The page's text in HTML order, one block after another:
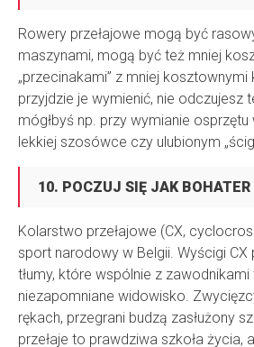
Rowery przełajowe mogą być
maszynami, mogą być też mniej
„przecinakami” z mniej
przyjdzie je wymienić, nie odczujesz
mógłbyś np. przy wymianie
lekkiej szosówce czy ulubionym
10. POCZUJ SIĘ JAK BOHATER
Kolarstwo przełajowe (CX,
sport narodowy w Belgii. Wyścigi CX
tłumy, które wspólnie z
niezapomniane widowisko.
rękach, przegrani budzą zasłużony
przełaje to prawdziwa szkoła życia,